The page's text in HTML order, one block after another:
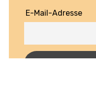
E-Mail-Adresse